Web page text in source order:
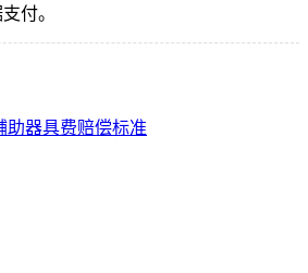
付。
助器具费赔偿标准